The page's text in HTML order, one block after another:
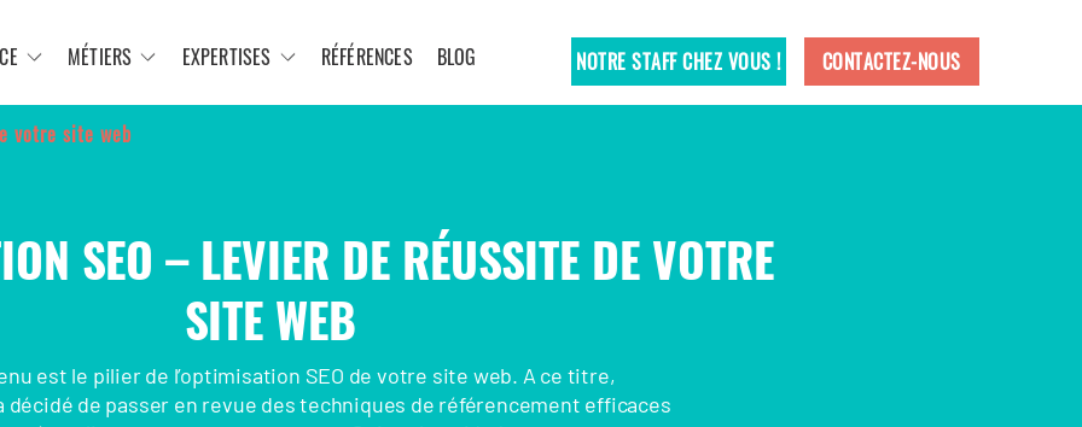
MÉTIERS EXPERTISES RÉFÉRENCES BLOG NOTRE STAFF CHEZ VOUS ! CONTACTEZ-NOUS
votre site web
SEO – LEVIER DE RÉUSSITE DE VOTRE
SITE WEB
est le pilier de l’optimisation SEO de votre site web. A ce titre,
décidé de passer en revue des techniques de référencement efficaces